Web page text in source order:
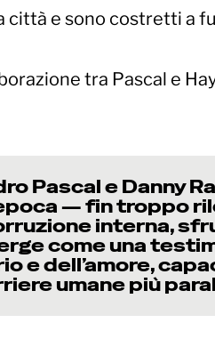
e sono costretti a
tra Pascal e
Pascal e Danny
— fin troppo
interna,
come una
e dell’amore,
umane più